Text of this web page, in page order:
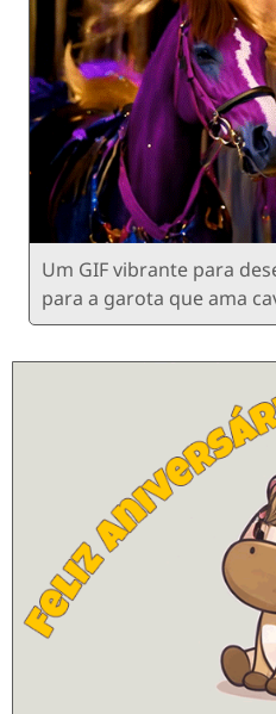
Um GIF vibrante para
para a garota que ama